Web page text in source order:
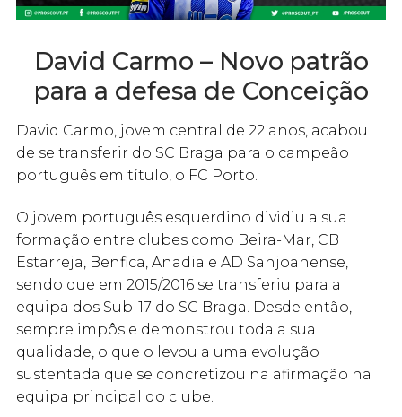
David Carmo – Novo patrão
para a defesa de Conceição
David Carmo, jovem central de 22 anos, acabou
de se transferir do SC Braga para o campeão
português em título, o FC Porto.
O jovem português esquerdino dividiu a sua
formação entre clubes como Beira-Mar, CB
Estarreja, Benfica, Anadia e AD Sanjoanense,
sendo que em 2015/2016 se transferiu para a
equipa dos Sub-17 do SC Braga. Desde então,
sempre impôs e demonstrou toda a sua
qualidade, o que o levou a uma evolução
sustentada que se concretizou na afirmação na
equipa principal do clube.